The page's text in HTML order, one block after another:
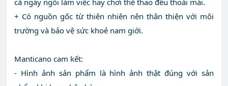
cả ngày ngồi làm việc hay chơi thể thao đều thoải mái.
+ Có nguồn gốc từ thiên nhiên nên thân thiện với môi
trường và bảo vệ sức khoẻ nam giới.
Manticano cam kết:
- Hình ảnh sản phẩm là hình ảnh thật đúng với sản